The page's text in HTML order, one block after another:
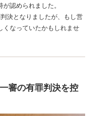
認められました。
決となりましたが、もし営
くなっていたかもしれませ
審の有罪判決を控